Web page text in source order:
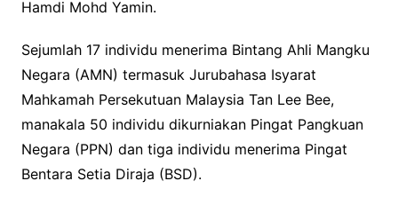
Hamdi Mohd Yamin.
Sejumlah 17 individu menerima Bintang Ahli Mangku
Negara (AMN) termasuk Jurubahasa Isyarat
Mahkamah Persekutuan Malaysia Tan Lee Bee,
manakala 50 individu dikurniakan Pingat Pangkuan
Negara (PPN) dan tiga individu menerima Pingat
Bentara Setia Diraja (BSD).